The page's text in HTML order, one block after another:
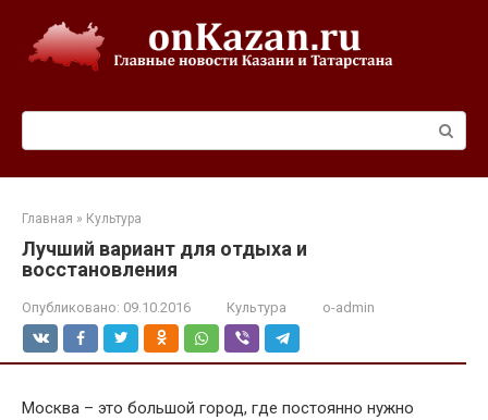
контенту
Главная » Культура
Лучший вариант для отдыха и
восстановления
Опубликовано: 09.10.2016 Культура o-admin
Москва – это большой город, где постоянно нужно